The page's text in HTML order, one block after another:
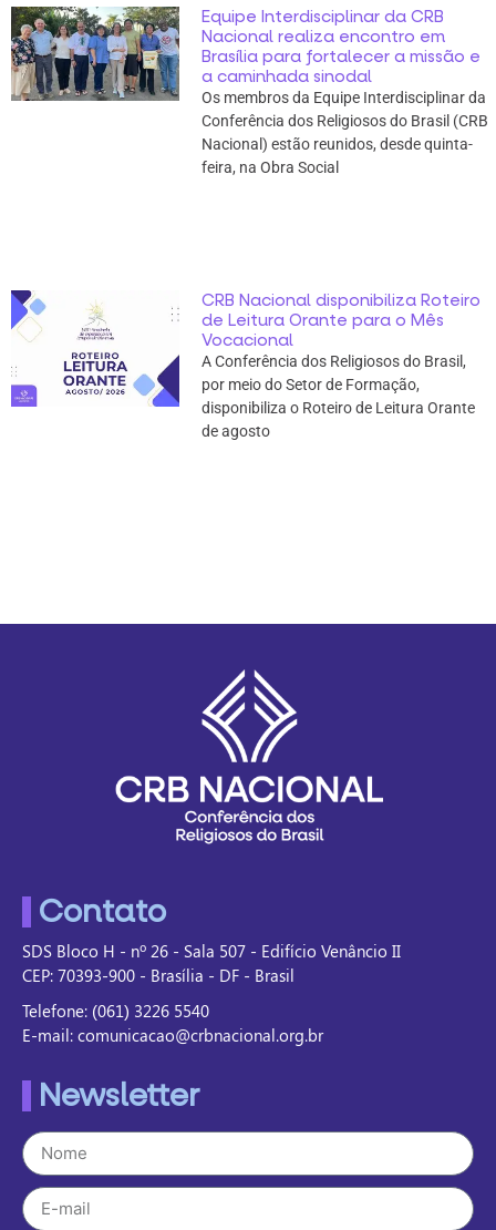
Equipe Interdisciplinar da CRB
Nacional realiza encontro em
Brasília para fortalecer a missão e
a caminhada sinodal
Os membros da Equipe Interdisciplinar da
Conferência dos Religiosos do Brasil (CRB
Nacional) estão reunidos, desde quinta-
feira, na Obra Social
CRB Nacional disponibiliza Roteiro
de Leitura Orante para o Mês
Vocacional
A Conferência dos Religiosos do Brasil,
por meio do Setor de Formação,
disponibiliza o Roteiro de Leitura Orante
de agosto
Contato
SDS Bloco H - nº 26 - Sala 507 - Edifício Venâncio II
CEP: 70393-900 - Brasília - DF - Brasil
Telefone: (061) 3226 5540
E-mail: comunicacao@crbnacional.org.br
Newsletter